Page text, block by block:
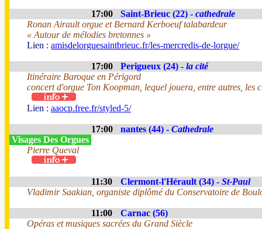
17:00 Saint-Brieuc (22) - cathedrale
Ronan Airault orgue et Bernard Kerboeuf talabardeur
« Autour de mélodies bretonnes »
Lien : amisdelorguesaintbrieuc.fr/les-mercredis-de-lorgue/
17:00 Perigueux (24) - la cité
Itinéraire Baroque en Périgord
concert d'orgue Ton Koopman, lequel jouera, entre autres, les
Lien : aaocp.free.fr/styled-5/
17:00 nantes (44) - Cathedrale
Visages Des Orgues
Pierre Queval
11:30 Clermont-l'Hérault (34) - St-Paul
Vladimir Saakian, organiste diplômé du Conservatoire de
11:00
Carnac (56)
Opéras et musiques sacrées du Grand Siècle